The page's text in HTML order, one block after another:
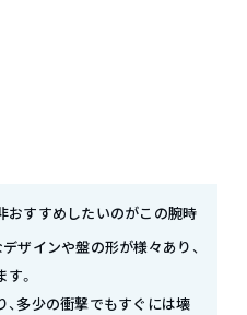
おすすめしたいのがこの腕時
デザインや盤の形が様々あり、
。
多少の衝撃でもすぐには壊